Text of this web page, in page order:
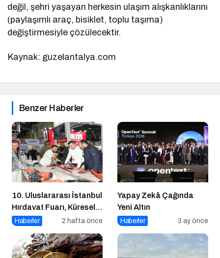
değil, şehri yaşayan herkesin ulaşım alışkanlıklarını
(paylaşımlı araç, bisiklet, toplu taşıma)
değiştirmesiyle çözülecektir.
Kaynak: guzelantalya.com
Benzer Haberler
10. Uluslararası İstanbul
Hırdavat Fuarı, Küresel
Ticaretin Yeni Merkezi
Haberler 2 hafta önce
Yapay Zekâ Çağında
Yeni Altın
Haberler 3 ay önce